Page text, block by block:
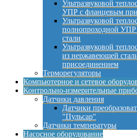
Ультразвуковой
УПР с фланцевым
Ультразвуковой
полнопроходной
стали
Ультразвуковой
из нержавеющей
присоединением
Терморегуляторы
Компьютерное и сетевое
Контрольно-измерительные
Датчики давления
Датчики
"Пульсар"
Датчики температуры
Насосное оборудование